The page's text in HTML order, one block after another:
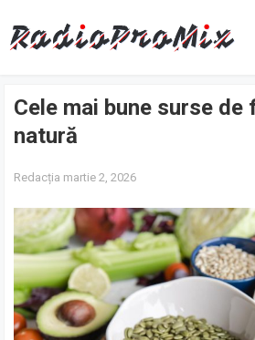
Cele mai bune surse de
natură
Redacția martie 2, 2026